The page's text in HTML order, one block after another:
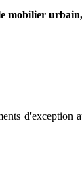
mobilier